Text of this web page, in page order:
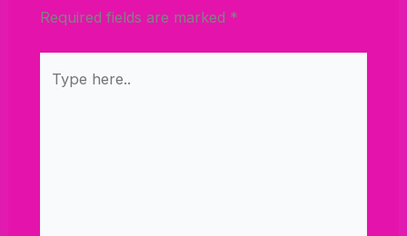
Required fields are marked *
here..